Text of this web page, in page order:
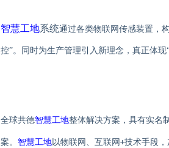
智慧工地系统通过各类物联网传感装置，
控”。同时为生产管理引入新理念，真正体
全球共德智慧工地整体解决方案 ，具有实名
案。 智慧工地以物联网、互联网 +技术手段